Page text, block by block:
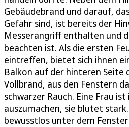
Gebäudebrand und darauf,
Gefahr sind, ist bereits der
Messerangriff enthalten und
beachten ist. Als die ersten
eintreffen, bietet sich ihnen
Balkon auf der hinteren Seite
Vollbrand, aus den Fenstern
schwarzer Rauch. Eine Frau
auszumachen, sie blutet
bewusstlos unter dem